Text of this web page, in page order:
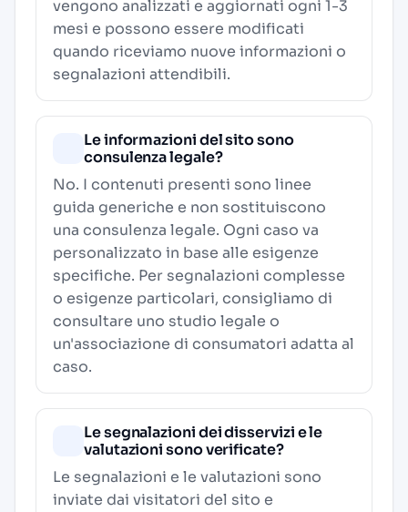
vengono analizzati e aggiornati ogni 1-3
mesi e possono essere modificati
quando riceviamo nuove informazioni o
segnalazioni attendibili.
Le informazioni del sito sono
consulenza legale?
No. I contenuti presenti sono linee
guida generiche e non sostituiscono
una consulenza legale. Ogni caso va
personalizzato in base alle esigenze
specifiche. Per segnalazioni complesse
o esigenze particolari, consigliamo di
consultare uno studio legale o
un'associazione di consumatori adatta al
caso.
Le segnalazioni dei disservizi e le
valutazioni sono verificate?
Le segnalazioni e le valutazioni sono
inviate dai visitatori del sito e